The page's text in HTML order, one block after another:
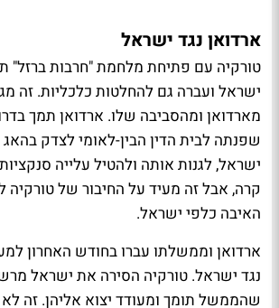
ארדואן נגד ישראל
טורקיה עם פתיחת מלחמת "חרבות ברזל"
ישראל ועברה גם להחלטות כלכליות. זה
מארדואן ומהסביבה שלו. ארדואן תמך
שפנתה לבית הדין הבין-לאומי לצדק
ישראל, לגנות אותה ולהטיל עלייה
קרה, אבל זה מעיד על החיבור של טורקיה
האיבה כלפי ישראל.
ארדואן וממשלתו עברו בחודש האחרון
נגד ישראל. טורקיה הסירה את ישראל
שהממשל תומך ומעודד יצוא אליהן. זה